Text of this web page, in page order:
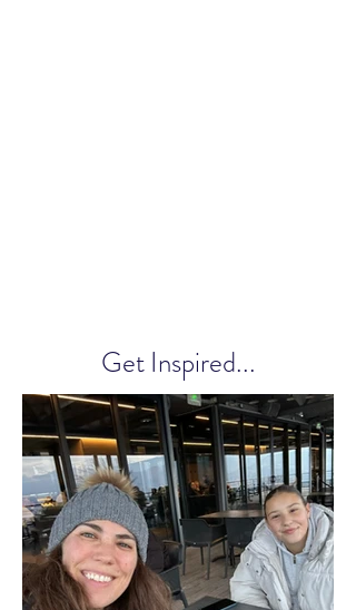
Get Inspired...